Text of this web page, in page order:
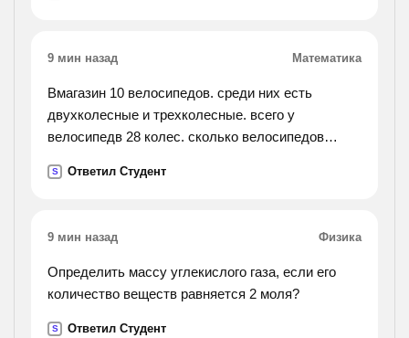
9 мин назад Математика
Вмагазин 10 велосипедов. среди них есть
двухколесные и трехколесные. всего у
велосипедв 28 колес. сколько велосипедов
S Ответил Студент
9 мин назад Физика
Определить массу углекислого газа, если его
количество веществ равняется 2 моля?
S Ответил Студент